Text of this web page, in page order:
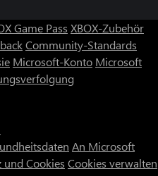
Game Pass XBOX-Zubehör
Community-Standards
Microsoft-Konto Microsoft
An Microsoft
und Cookies Cookies verwalten